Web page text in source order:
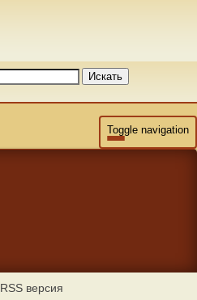
Искать
Toggle navigation
RSS версия